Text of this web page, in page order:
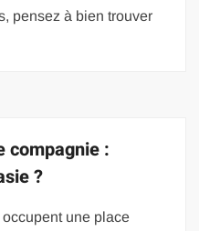
pensez à bien trouver
compagnie :
?
une place